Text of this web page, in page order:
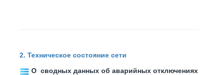
2. Техническое состояние сети
О сводных данных об аварийных отключениях